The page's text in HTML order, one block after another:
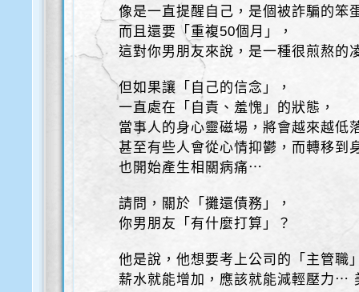
像是一直提醒自己，是個被詐騙的笨
而且還要「重複50個月」，
這對你男朋友來說，是一種很煎熬的
但如果讓「自己的信念」，
一直處在「自責、羞愧」的狀態，
當事人的身心靈磁場，將會越來越低
甚至有些人會從心情抑鬱，而轉移到
也開始產生相關病痛⋯
請問，關於「攤還債務」，
你男朋友「有什麼打算」？
他是說，他想要考上公司的「主管職
薪水就能增加，應該就能減輕壓力⋯